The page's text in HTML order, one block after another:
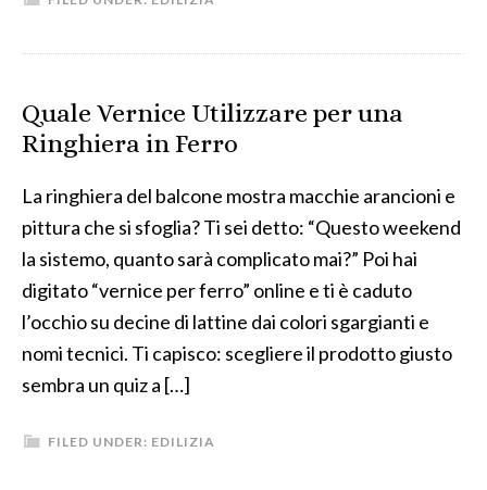
Quale Vernice Utilizzare per una
Ringhiera in Ferro
La ringhiera del balcone mostra macchie arancioni e
pittura che si sfoglia? Ti sei detto: “Questo weekend
la sistemo, quanto sarà complicato mai?” Poi hai
digitato “vernice per ferro” online e ti è caduto
l’occhio su decine di lattine dai colori sgargianti e
nomi tecnici. Ti capisco: scegliere il prodotto giusto
sembra un quiz a […]
FILED UNDER: EDILIZIA